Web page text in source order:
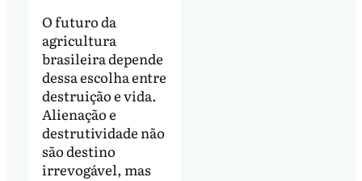
O futuro da
agricultura
brasileira depende
dessa escolha entre
destruição e vida.
Alienação e
destrutividade não
são destino
irrevogável, mas